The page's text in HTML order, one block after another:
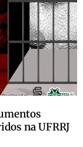
na UFRRJ